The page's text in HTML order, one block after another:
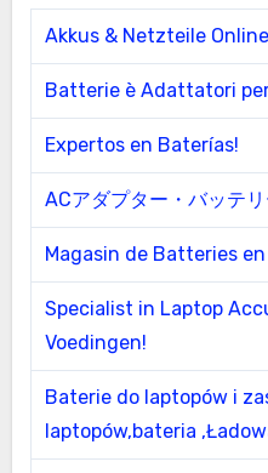
Akkus & Netzteile
Batterie è Adattatori
Expertos en Baterías!
ACアダプター・バッテ
Magasin de Batteries
Specialist in Laptop
Voedingen!
Baterie do laptopów i
laptopów,bateria